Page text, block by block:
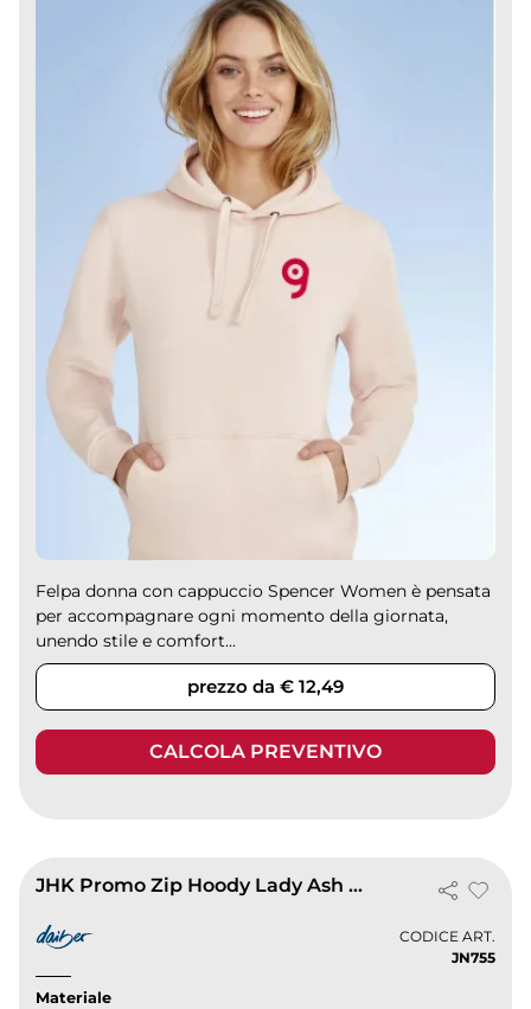
Felpa donna con cappuccio Spencer Women è pensata
per accompagnare ogni momento della giornata,
unendo stile e comfort...
prezzo da € 12,49
CALCOLA PREVENTIVO
JHK Promo Zip Hoody Lady Ash XS Donna 80% Cotone 20% Poliestere
CODICE ART.
JN755
Materiale